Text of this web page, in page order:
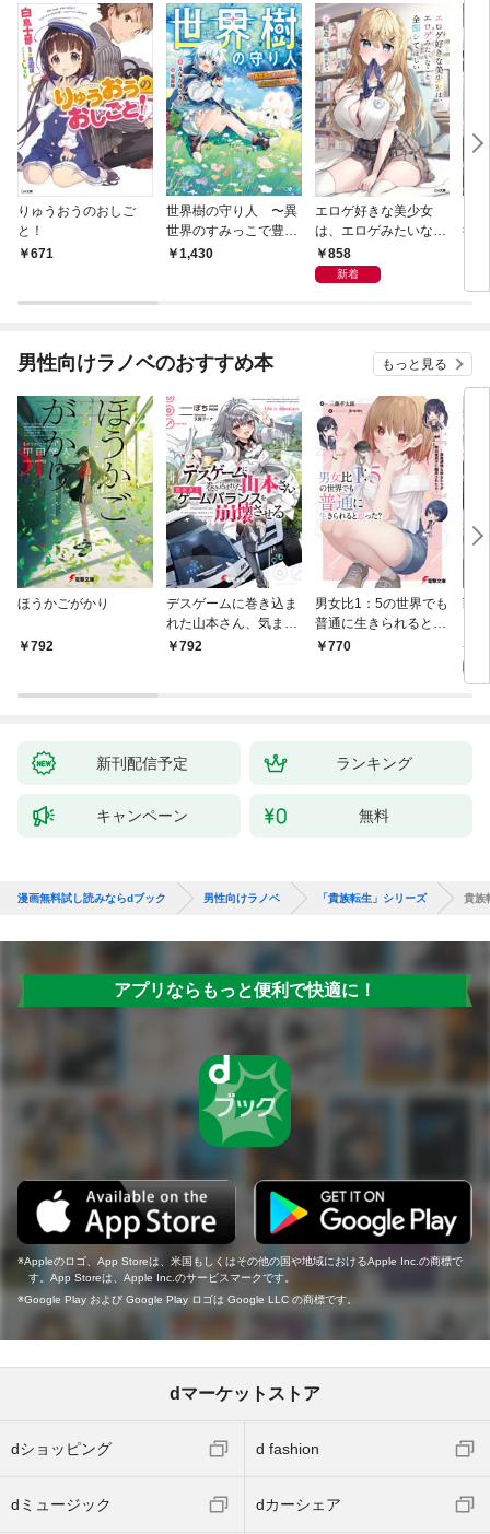
りゅうおうのおしご
と！
671
世界樹の守り人 〜異
世界のすみっこで豊か
な国づくり〜
1,430
エロゲ好きな美少女
は、エロゲみたいなこ
と全部シてほしい【電
子ＳＳ特典付き】
858
新着
行
男性向けラノベのおすすめ本 もっと見る
ほうかごがかり
792
デスゲームに巻き込ま
れた山本さん、気まま
にゲームバランスを崩
792
男女比1：5の世界でも
普通に生きられると思
った？ ～激重感情な
770
戦
活
特
新刊配信予定 ランキング
キャンペーン 無料
漫画無料試し読みならdブック 男性向けラノベ 「貴族転生」シリーズ 貴族
アプリならもっと便利で快適に！
Appleのロゴ、App Storeは、米国もしくはその他の国や地域におけるApple Inc.の商標で
す。App Storeは、Apple Inc.のサービスマークです。
Google Play および Google Play ロゴは Google LLC の商標です。
dマーケットストア
dショッピング d fashion
dミュージック dカーシェア